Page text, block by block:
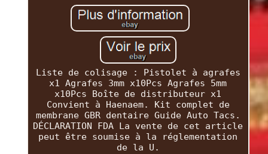
Liste de colisage : Pistolet à agrafes
x1 Agrafes 3mm x10Pcs Agrafes 5mm
x10Pcs Boîte de distributeur x1
Convient à Haenaem. Kit complet de
membrane GBR dentaire Guide Auto Tacs.
DÉCLARATION FDA La vente de cet article
peut être soumise à la réglementation
de la U.